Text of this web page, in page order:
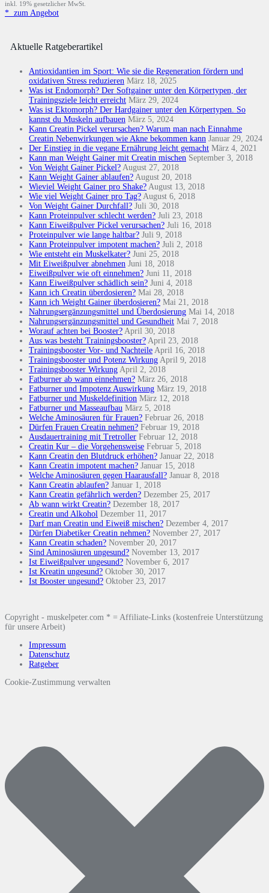
inkl. 19% gesetzlicher MwSt.
* zum Angebot
Aktuelle Ratgeberartikel
Antioxidantien im Sport: Wie sie die Regeneration fördern und
oxidativen Stress reduzieren März 18, 2025
Was ist Endomorph? Der Softgainer unter den Körpertypen, der
Trainingsziele leicht erreicht März 29, 2024
Was ist Ektomorph? Der Hardgainer unter den Körpertypen. So
kannst du Muskeln aufbauen März 5, 2024
Kann Creatin Pickel verursachen? Warum man nach Einnahme
Creatin Nebenwirkungen wie Akne bekommen kann Januar 29, 2024
Der Einstieg in die vegane Ernährung leicht gemacht März 4, 2021
Kann man Weight Gainer mit Creatin mischen September 3, 2018
Von Weight Gainer Pickel? August 27, 2018
Kann Weight Gainer ablaufen? August 20, 2018
Wieviel Weight Gainer pro Shake? August 13, 2018
Wie viel Weight Gainer pro Tag? August 6, 2018
Von Weight Gainer Durchfall? Juli 30, 2018
Kann Proteinpulver schlecht werden? Juli 23, 2018
Kann Eiweißpulver Pickel verursachen? Juli 16, 2018
Proteinpulver wie lange haltbar? Juli 9, 2018
Kann Proteinpulver impotent machen? Juli 2, 2018
Wie entsteht ein Muskelkater? Juni 25, 2018
Mit Eiweißpulver abnehmen Juni 18, 2018
Eiweißpulver wie oft einnehmen? Juni 11, 2018
Kann Eiweißpulver schädlich sein? Juni 4, 2018
Kann ich Creatin überdosieren? Mai 28, 2018
Kann ich Weight Gainer überdosieren? Mai 21, 2018
Nahrungsergänzungsmittel und Überdosierung Mai 14, 2018
Nahrungsergänzungsmittel und Gesundheit Mai 7, 2018
Worauf achten bei Booster? April 30, 2018
Aus was besteht Trainingsbooster? April 23, 2018
Trainingsbooster Vor- und Nachteile April 16, 2018
Trainingsbooster und Potenz Wirkung April 9, 2018
Trainingsbooster Wirkung April 2, 2018
Fatburner ab wann einnehmen? März 26, 2018
Fatburner und Impotenz Auswirkung März 19, 2018
Fatburner und Muskeldefinition März 12, 2018
Fatburner und Masseaufbau März 5, 2018
Welche Aminosäuren für Frauen? Februar 26, 2018
Dürfen Frauen Creatin nehmen? Februar 19, 2018
Ausdauertraining mit Tretroller Februar 12, 2018
Creatin Kur – die Vorgehensweise Februar 5, 2018
Kann Creatin den Blutdruck erhöhen? Januar 22, 2018
Kann Creatin impotent machen? Januar 15, 2018
Welche Aminosäuren gegen Haarausfall? Januar 8, 2018
Kann Creatin ablaufen? Januar 1, 2018
Kann Creatin gefährlich werden? Dezember 25, 2017
Ab wann wirkt Creatin? Dezember 18, 2017
Creatin und Alkohol Dezember 11, 2017
Darf man Creatin und Eiweiß mischen? Dezember 4, 2017
Dürfen Diabetiker Creatin nehmen? November 27, 2017
Kann Creatin schaden? November 20, 2017
Sind Aminosäuren ungesund? November 13, 2017
Ist Eiweißpulver ungesund? November 6, 2017
Ist Kreatin ungesund? Oktober 30, 2017
Ist Booster ungesund? Oktober 23, 2017
Copyright - muskelpeter.com * = Affiliate-Links (kostenfreie Unterstützung
für unsere Arbeit)
Impressum
Datenschutz
Ratgeber
Cookie-Zustimmung verwalten